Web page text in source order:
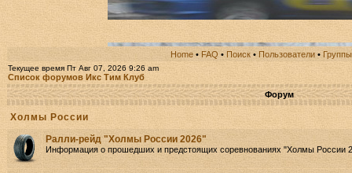
Home • FAQ • Поиск • Пользователи • Группы
Текущее время Пт Авг 07, 2026 9:26 am
Список форумов Икс Тим Клуб
Форум
Холмы России
Ралли-рейд "Холмы России 2026"
Информация о прошедших и предстоящих соревнованиях "Холмы России